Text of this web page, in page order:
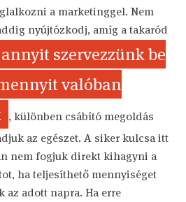
a marketinggel. Nem
nyújtózkodj, amíg a takaród
szervezzünk be
valóban
, különben csábító megoldás
az egészet. A siker kulcsa itt
nem fogjuk direkt kihagyni a
ha teljesíthető mennyiséget
adott napra. Ha erre